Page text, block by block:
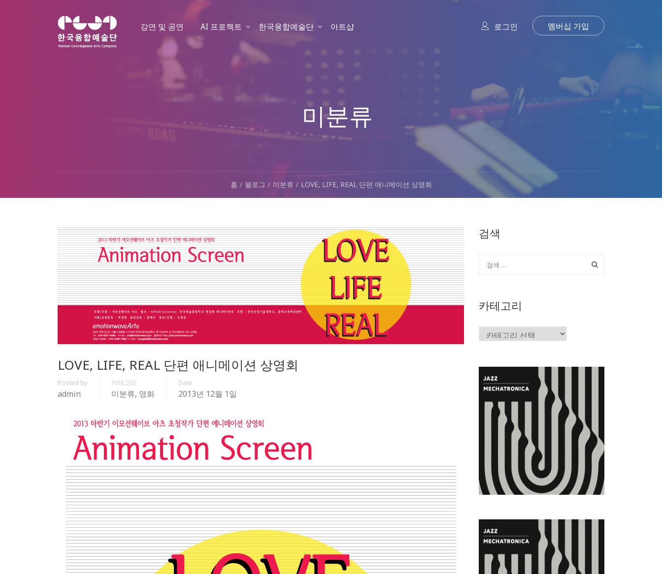
강연 및 공연 AI 프로젝트 한국융합예술단 아트샵 로그인 멤버십 가입
미분류
홈 블로그 미분류 LOVE, LIFE, REAL 단편 애니메이션 상영회
LOVE, LIFE, REAL 단편 애니메이션 상영회
Posted by
admin
카테고리
미분류, 영화
Date
2013년 12월 1일
검색
카테고리